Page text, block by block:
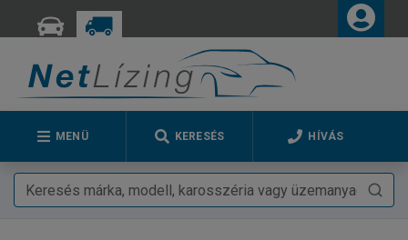
MENÜ KERESÉS HÍVÁS